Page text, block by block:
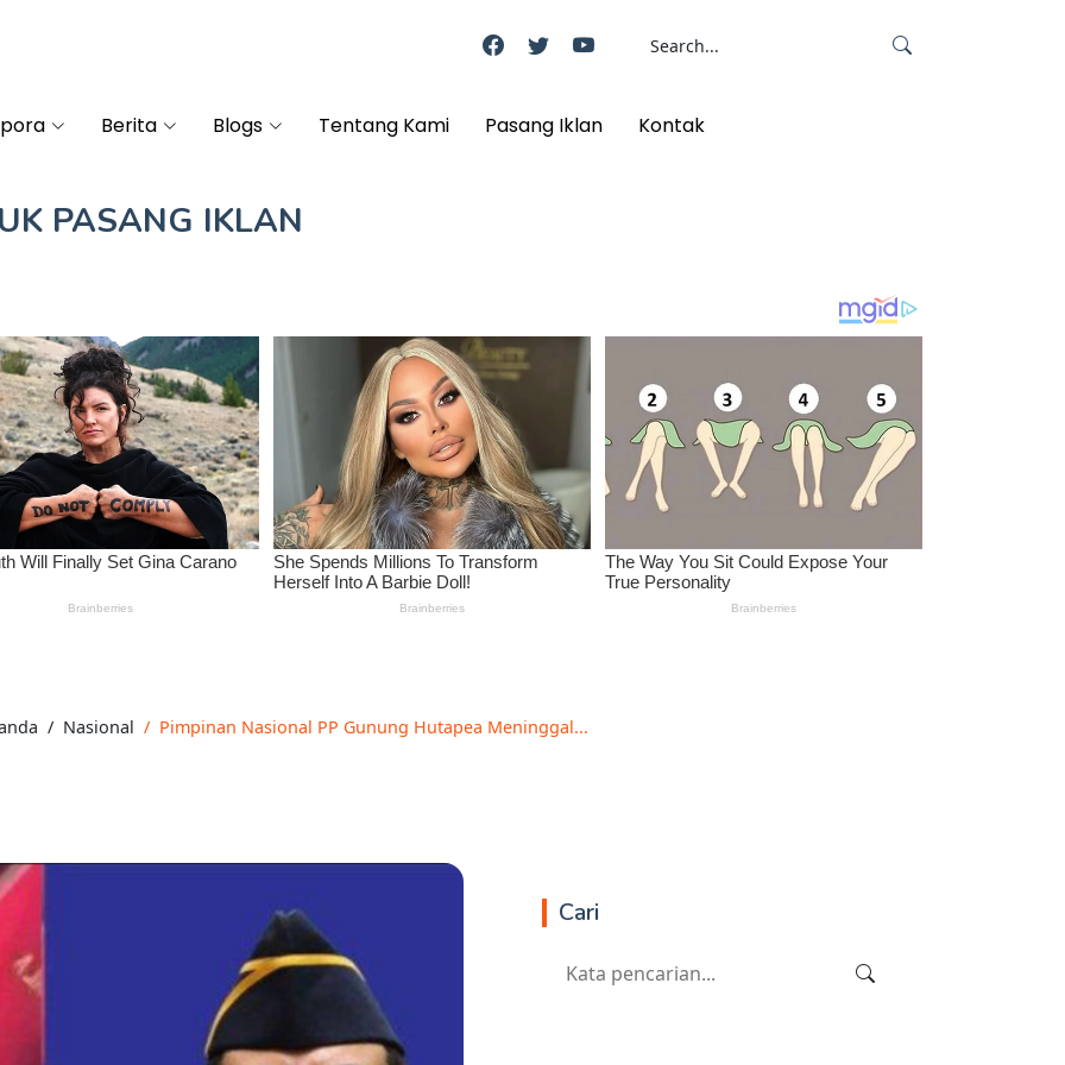
Berita Blogs Tentang Kami Pasang Iklan Kontak
PASANG IKLAN
Nasional Pimpinan Nasional PP Gunung Hutapea Meninggal...
Cari